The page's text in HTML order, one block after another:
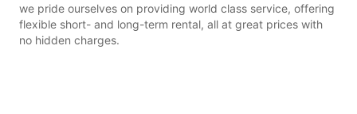
we pride ourselves on providing world class service, offering
flexible short- and long-term rental, all at great prices with
no hidden charges.